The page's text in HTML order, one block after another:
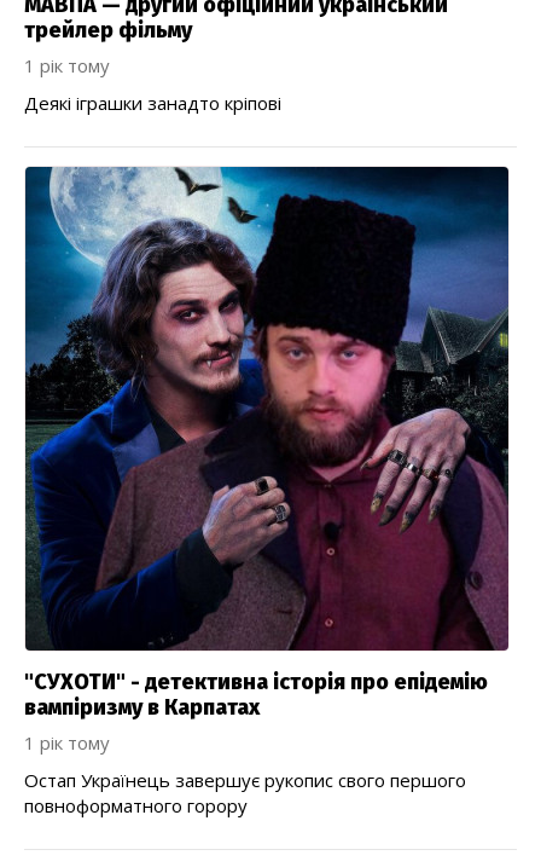
трейлер фільму
1 рік тому
Деякі іграшки занадто кріпові
"СУХОТИ" - детективна історія про епідемію
вампіризму в Карпатах
1 рік тому
Остап Українець завершує рукопис свого першого
повноформатного горору